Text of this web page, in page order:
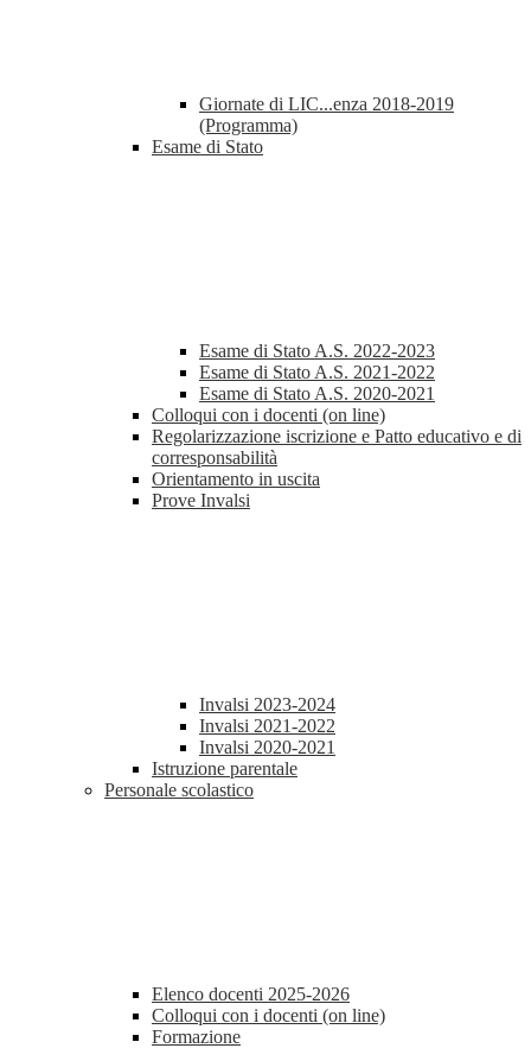
Giornate di LIC...enza 2018-2019
(Programma)
Esame di Stato
Esame di Stato A.S. 2022-2023
Esame di Stato A.S. 2021-2022
Esame di Stato A.S. 2020-2021
Colloqui con i docenti (on line)
Regolarizzazione iscrizione e Patto educativo e di
corresponsabilità
Orientamento in uscita
Prove Invalsi
Invalsi 2023-2024
Invalsi 2021-2022
Invalsi 2020-2021
Istruzione parentale
Personale scolastico
Elenco docenti 2025-2026
Colloqui con i docenti (on line)
Formazione